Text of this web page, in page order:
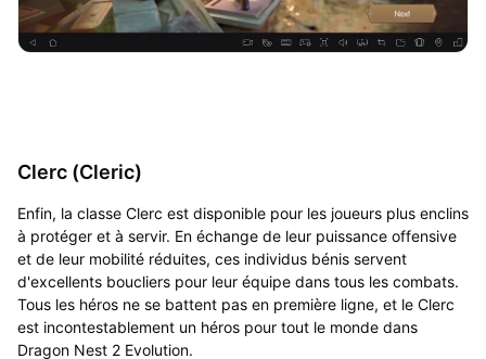
Clerc (Cleric)
Enfin, la classe Clerc est disponible pour les joueurs plus enclins
à protéger et à servir. En échange de leur puissance offensive
et de leur mobilité réduites, ces individus bénis servent
d'excellents boucliers pour leur équipe dans tous les combats.
Tous les héros ne se battent pas en première ligne, et le Clerc
est incontestablement un héros pour tout le monde dans
Dragon Nest 2 Evolution.